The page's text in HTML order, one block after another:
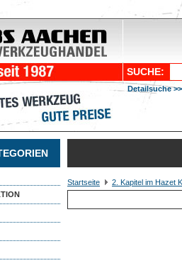
SUCHE:
Detailsuche
Startseite 2. Kapitel im Hazet